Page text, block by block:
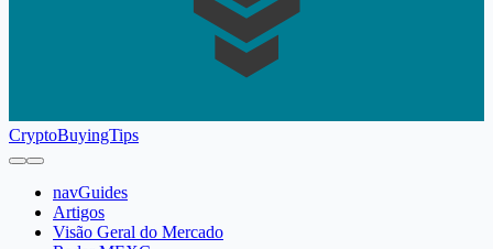
CryptoBuyingTips
navGuides
Artigos
Visão Geral do Mercado